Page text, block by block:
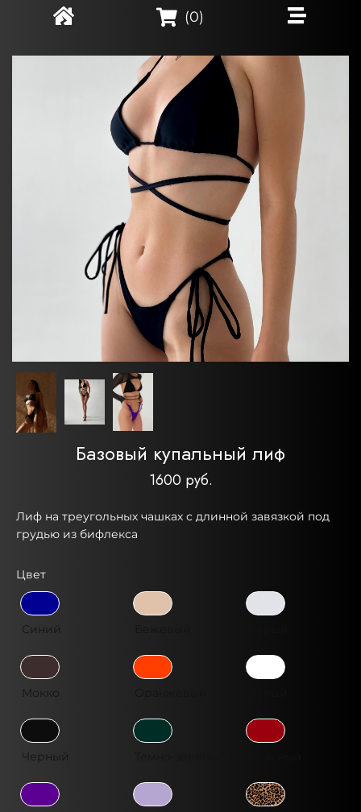
(0)
Базовый купальный лиф
1600 руб.
Лиф на треугольных чашках с длинной завязкой под
грудью из бифлекса
Цвет
Синий
Мокко
Черный